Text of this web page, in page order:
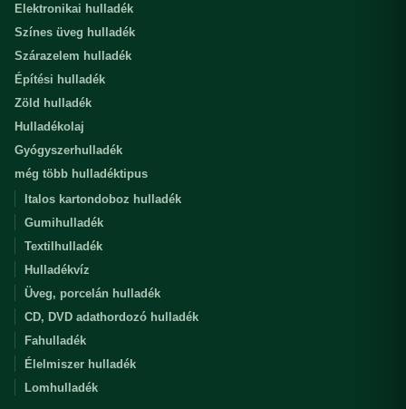
Elektronikai hulladék
Színes üveg hulladék
Szárazelem hulladék
Építési hulladék
Zöld hulladék
Hulladékolaj
Gyógyszerhulladék
még több hulladéktipus
Italos kartondoboz hulladék
Gumihulladék
Textilhulladék
Hulladékvíz
Üveg, porcelán hulladék
CD, DVD adathordozó hulladék
Fahulladék
Élelmiszer hulladék
Lomhulladék